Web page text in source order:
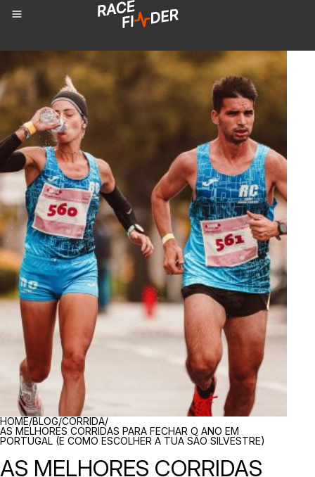
BREADCRUMBS
HOME/BLOG/CORRIDA/
AS MELHORES CORRIDAS PARA FECHAR O ANO EM
PORTUGAL (E COMO ESCOLHER A TUA SÃO SILVESTRE)
AS MELHORES CORRIDAS